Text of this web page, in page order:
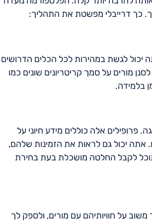
כך דרייבלי מפשטת את התהליך:
יכול לגשת במהירות לכל הכלים הדרושים
מורים על סמך קריטריונים שונים כמו
בלמידה.
פרופילים אלה כוללים מידע חיוני על
אתה יכול גם לראות את הזמינות שלהם,
לקבל החלטה מושכלת בעת בחירת
על חוויותיהם עם מורים, ולספק לך